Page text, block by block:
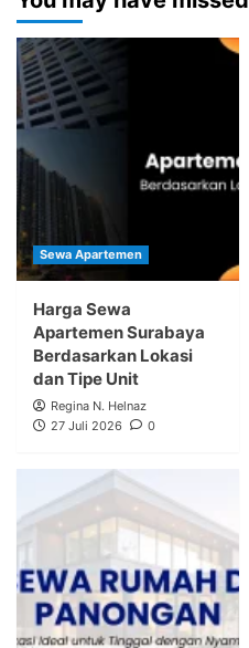
Sewa Apartemen
Harga Sewa
Apartemen Surabaya
Berdasarkan Lokasi
dan Tipe Unit
Regina N. Helnaz
27 Juli 2026
0